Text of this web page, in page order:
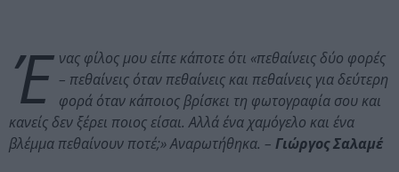
Έ νας φίλος μου είπε κάποτε ότι «πεθαίνεις δύο φορές
– πεθαίνεις όταν πεθαίνεις και πεθαίνεις για δεύτερη
φορά όταν κάποιος βρίσκει τη φωτογραφία σου και
κανείς δεν ξέρει ποιος είσαι. Αλλά ένα χαμόγελο και ένα
βλέμμα πεθαίνουν ποτέ;» Αναρωτήθηκα. – Γιώργος Σαλαμέ